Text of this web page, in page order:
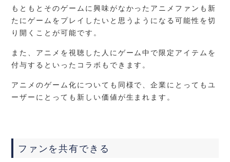
もともとそのゲームに興味がなかったアニメファンも新
たにゲームをプレイしたいと思うようになる可能性を切
り開くことが可能です。
また、アニメを視聴した人にゲーム中で限定アイテムを
付与するといったコラボもできます。
アニメのゲーム化についても同様で、企業にとってもユ
ーザーにとっても新しい価値が生まれます。
ファンを共有できる